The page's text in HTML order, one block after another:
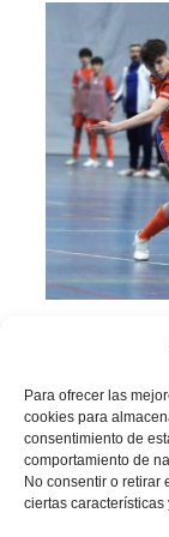
Para ofrecer las
cookies para
consentimiento de
comportamiento de
No consentir o retirar
ciertas características
1363/2007, la Real
exclusivo de la
Titulaciones
en competiciones
internacional
En este sentido debe